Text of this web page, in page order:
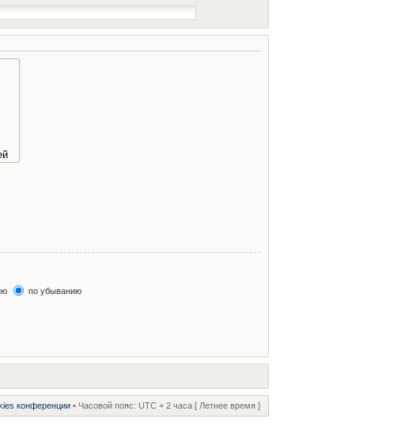
по убыванию
конференции • Часовой пояс: UTC + 2 часа [ Летнее время ]